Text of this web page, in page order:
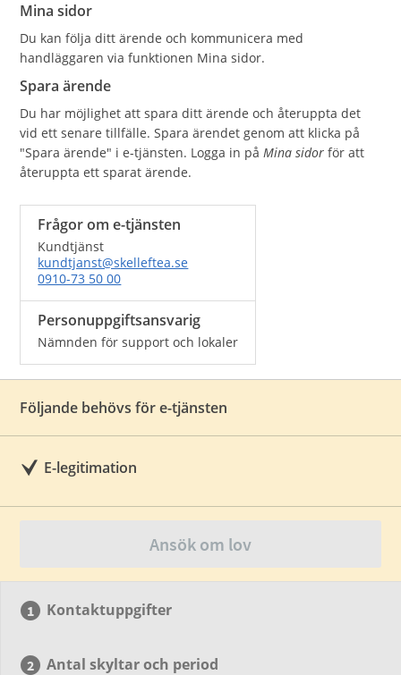
Mina sidor
Du kan följa ditt ärende och kommunicera med
handläggaren via funktionen Mina sidor.
Spara ärende
Du har möjlighet att spara ditt ärende och återuppta det
vid ett senare tillfälle. Spara ärendet genom att klicka på
"Spara ärende" i e-tjänsten. Logga in påMina sidorför att
återuppta ett sparat ärende.
Frågor om e-tjänsten
Kundtjänst
kundtjanst@skelleftea.se
0910-73 50 00
Personuppgiftsansvarig
Nämnden för support och lokaler
Följande behövs för e-tjänsten
E-legitimation
Ansök om lov
Kontaktuppgifter
Antal skyltar och period